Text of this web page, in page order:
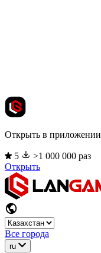
Открыть в приложении
5
>1 000 000 раз
Открыть
Все города
ru